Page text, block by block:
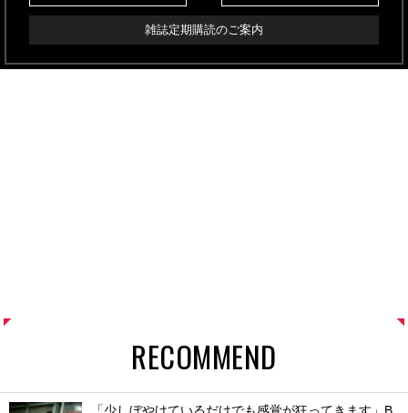
雑誌定期購読のご案内
RECOMMEND